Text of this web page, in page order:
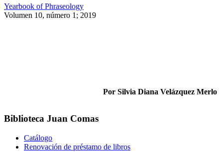
Yearbook of Phraseology
Volumen 10, número 1; 2019
Por Silvia Diana Velázquez Merlo
Biblioteca Juan Comas
Catálogo
Renovación de préstamo de libros